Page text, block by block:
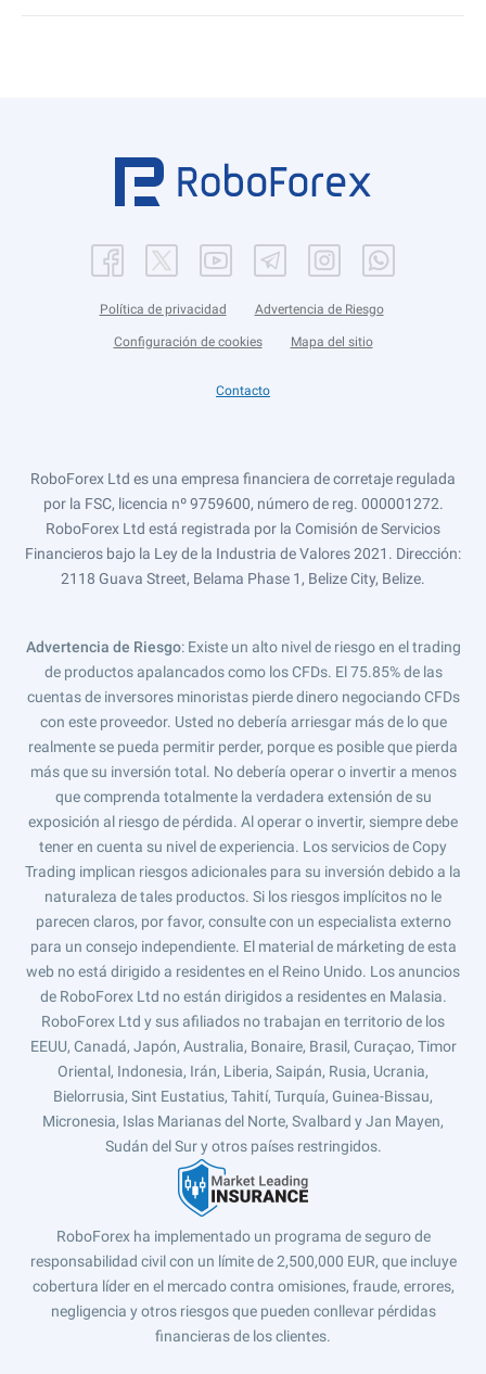
Política de privacidad Advertencia de Riesgo
Configuración de cookies Mapa del sitio
Contacto
RoboForex Ltd es una empresa financiera de corretaje regulada
por la FSC, licencia nº 9759600, número de reg. 000001272.
RoboForex Ltd está registrada por la Comisión de Servicios
Financieros bajo la Ley de la Industria de Valores 2021. Dirección:
2118 Guava Street, Belama Phase 1, Belize City, Belize.
Advertencia de Riesgo: Existe un alto nivel de riesgo en el trading
de productos apalancados como los CFDs. El 75.85% de las
cuentas de inversores minoristas pierde dinero negociando CFDs
con este proveedor. Usted no debería arriesgar más de lo que
realmente se pueda permitir perder, porque es posible que pierda
más que su inversión total. No debería operar o invertir a menos
que comprenda totalmente la verdadera extensión de su
exposición al riesgo de pérdida. Al operar o invertir, siempre debe
tener en cuenta su nivel de experiencia. Los servicios de Copy
Trading implican riesgos adicionales para su inversión debido a la
naturaleza de tales productos. Si los riesgos implícitos no le
parecen claros, por favor, consulte con un especialista externo
para un consejo independiente. El material de márketing de esta
web no está dirigido a residentes en el Reino Unido. Los anuncios
de RoboForex Ltd no están dirigidos a residentes en Malasia.
RoboForex Ltd y sus afiliados no trabajan en territorio de los
EEUU, Canadá, Japón, Australia, Bonaire, Brasil, Curaçao, Timor
Oriental, Indonesia, Irán, Liberia, Saipán, Rusia, Ucrania,
Bielorrusia, Sint Eustatius, Tahití, Turquía, Guinea-Bissau,
Micronesia, Islas Marianas del Norte, Svalbard y Jan Mayen,
Sudán del Sur y otros países restringidos.
RoboForex ha implementado un programa de seguro de
responsabilidad civil con un límite de 2,500,000 EUR, que incluye
cobertura líder en el mercado contra omisiones, fraude, errores,
negligencia y otros riesgos que pueden conllevar pérdidas
financieras de los clientes.